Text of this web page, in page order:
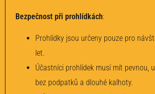
Bezpečnost při prohlídkách:
Prohlídky jsou určeny pouze pro
let.
Účastníci prohlídek musí mít pevnou,
bez podpatků a dlouhé kalhoty.